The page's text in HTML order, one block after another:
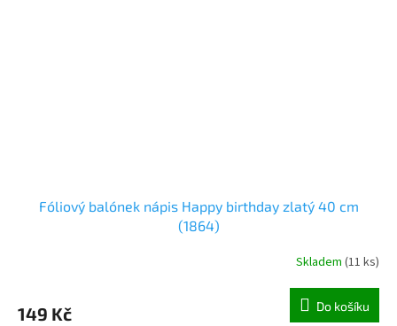
Fóliový balónek nápis Happy birthday zlatý 40 cm
(1864)
Skladem (11 ks)
149 Kč Do košíku